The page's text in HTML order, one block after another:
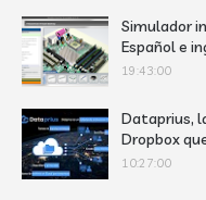
Simulador
Español e
19:43:00
Dataprius,
Dropbox
10:27:00